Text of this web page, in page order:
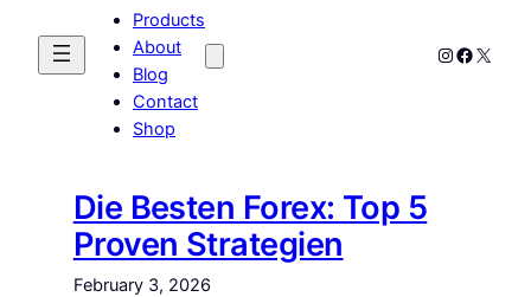
Products
About
Blog
Contact
Shop
Instagram
X
Die Besten Forex: Top 5
Proven Strategien
February 3, 2026